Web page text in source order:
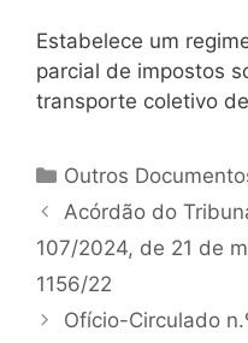
Estabelece um
parcial de impostos
transporte coletivo
Categorias
Outros
Navegação
de
Acórdão do
107/2024, de 21 de
1156/22
Ofício-Circulado